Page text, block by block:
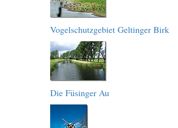
Vogelschutzgebiet Geltinger Birk
Die Füsinger Au